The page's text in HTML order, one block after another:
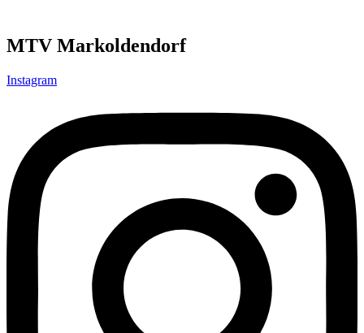
MTV Markoldendorf
Instagram